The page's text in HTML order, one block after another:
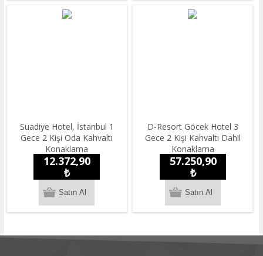
Suadiye Hotel, İstanbul 1
Gece 2 Kişi Oda Kahvaltı
Konaklama
12.372,90
₺
D-Resort Göcek Hotel 3
Gece 2 Kişi Kahvaltı Dahil
Konaklama
57.250,90
₺